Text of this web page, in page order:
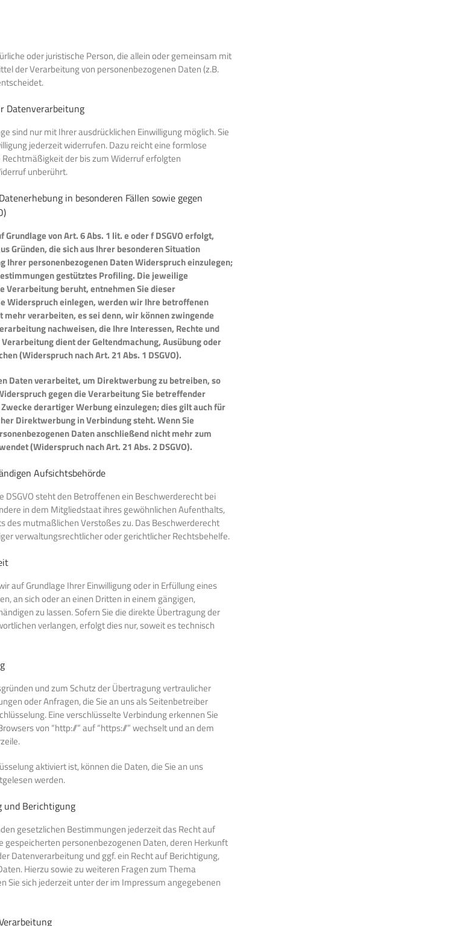
oder juristische Person, die allein oder gemeinsam mit
der Verarbeitung von personenbezogenen Daten (z.B.
Datenverarbeitung
sind nur mit Ihrer ausdrücklichen Einwilligung möglich. Sie
jederzeit widerrufen. Dazu reicht eine formlose
der bis zum Widerruf erfolgten
unberührt.
in besonderen Fällen sowie gegen
von Art. 6 Abs. 1 lit. e oder f DSGVO erfolgt,
Gründen, die sich aus Ihrer besonderen Situation
Ihrer personenbezogenen Daten Widerspruch einzulegen;
gestütztes Profiling. Die jeweilige
Verarbeitung beruht, entnehmen Sie dieser
Widerspruch einlegen, werden wir Ihre betroffenen
mehr verarbeiten, es sei denn, wir können zwingende
nachweisen, die Ihre Interessen, Rechte und
dient der Geltendmachung, Ausübung oder
(Widerspruch nach Art. 21 Abs. 1 DSGVO).
Daten verarbeitet, um Direktwerbung zu betreiben, so
gegen die Verarbeitung Sie betreffender
derartiger Werbung einzulegen; dies gilt auch für
Direktwerbung in Verbindung steht. Wenn Sie
Daten anschließend nicht mehr zum
(Widerspruch nach Art. 21 Abs. 2 DSGVO).
Aufsichtsbehörde
DSGVO steht den Betroffenen ein Beschwerderecht bei
in dem Mitgliedstaat ihres gewöhnlichen Aufenthalts,
des mutmaßlichen Verstoßes zu. Das Beschwerderecht
verwaltungsrechtlicher oder gerichtlicher Rechtsbehelfe.
auf Grundlage Ihrer Einwilligung oder in Erfüllung eines
an sich oder an einen Dritten in einem gängigen,
zu lassen. Sofern Sie die direkte Übertragung der
verlangen, erfolgt dies nur, soweit es technisch
und zum Schutz der Übertragung vertraulicher
oder Anfragen, die Sie an uns als Seitenbetreiber
Eine verschlüsselte Verbindung erkennen Sie
von “http://” auf “https://” wechselt und an dem
aktiviert ist, können die Daten, die Sie an uns
werden.
und Berichtigung
gesetzlichen Bestimmungen jederzeit das Recht auf
gespeicherten personenbezogenen Daten, deren Herkunft
Datenverarbeitung und ggf. ein Recht auf Berichtigung,
Hierzu sowie zu weiteren Fragen zum Thema
Sie sich jederzeit unter der im Impressum angegebenen